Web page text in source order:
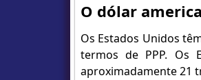
O dólar
Os Estados Unidos
termos de PPP. Os
aproximadamente 21